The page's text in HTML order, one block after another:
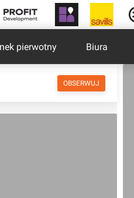
pierwotny Biura
OBSERWUJ